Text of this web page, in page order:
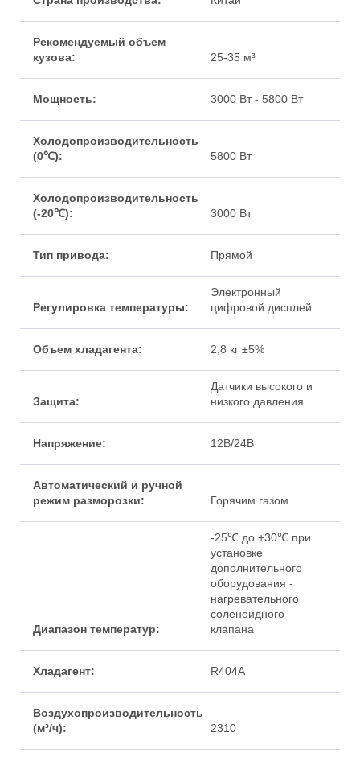
25-35 м³
3000 Вт - 5800 Вт
5800 Вт
3000 Вт
Прямой
Электронный
цифровой дисплей
2,8 кг ±5%
Датчики высокого и
низкого давления
12В/24В
Горячим газом
-25℃ до +30℃ при
установке
дополнительного
оборудования -
нагревательного
соленоидного
клапана
R404A
2310